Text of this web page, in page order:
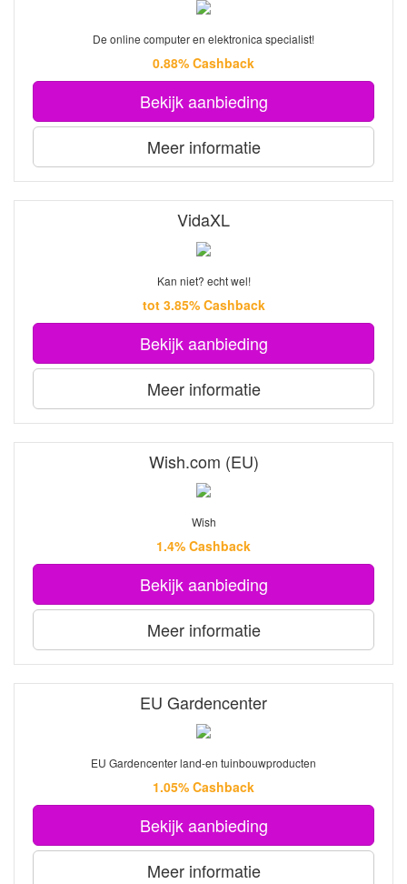
De online computer en elektronica specialist!
0.88% Cashback
Bekijk aanbieding
Meer informatie
VidaXL
Kan niet? echt wel!
tot 3.85% Cashback
Bekijk aanbieding
Meer informatie
Wish.com (EU)
Wish
1.4% Cashback
Bekijk aanbieding
Meer informatie
EU Gardencenter
EU Gardencenter land-en tuinbouwproducten
1.05% Cashback
Bekijk aanbieding
Meer informatie